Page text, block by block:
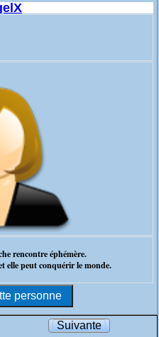
rencontre éphémère.
elle peut conquérir le monde.
Suivante